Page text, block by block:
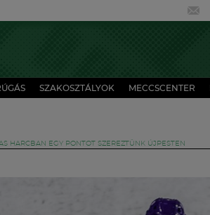
SZAKOSZTÁLYOK MECCSCENTER
HARCBAN EGY PONTOT SZEREZTÜNK ÚJPESTEN